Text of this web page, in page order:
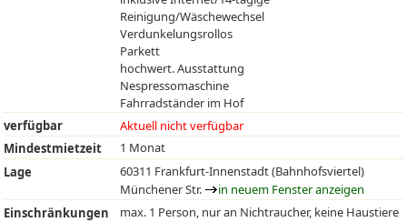
Reinigung/Wäschewechsel
Verdunkelungsrollos
Parkett
hochwert. Ausstattung
Nespressomaschine
Fahrradständer im Hof
verfügbar
Aktuell nicht verfügbar
Mindestmietzeit
1 Monat
Lage
60311 Frankfurt-Innenstadt (Bahnhofsviertel)
Münchener Str.
in neuem Fenster anzeigen
Einschränkungen
max. 1 Person, nur an Nichtraucher, keine Haustiere